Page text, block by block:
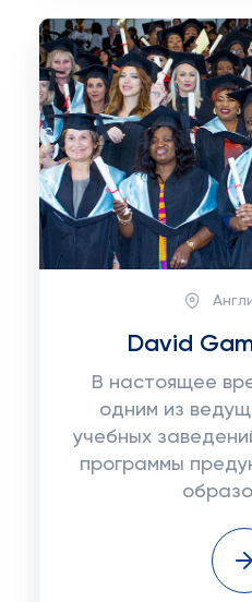
David
В настоящее
одним из
учебных
программы